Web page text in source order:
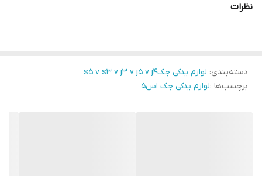
نظرات
دسته‌بندی: لوازم یدکی جکs5 v s3 v j3 v j5 v j4
برچسب‌ها :لوازم یدکی جک اس۵